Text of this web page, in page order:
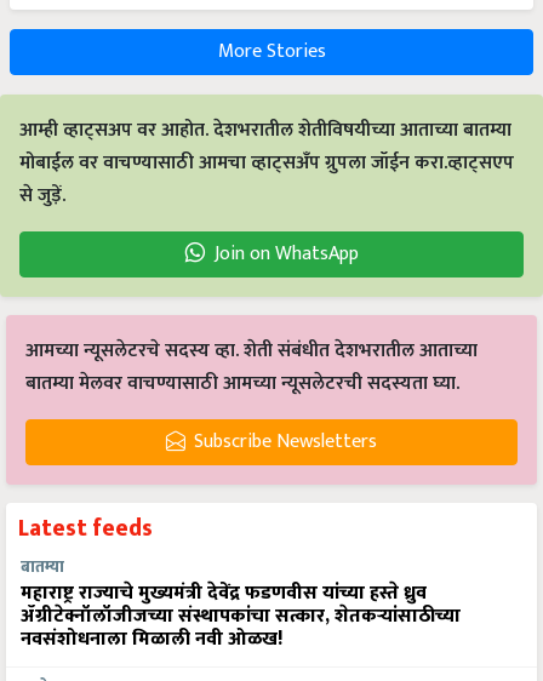
More Stories
आम्ही व्हाट्सअप वर आहोत. देशभरातील शेतीविषयीच्या आताच्या बातम्या
मोबाईल वर वाचण्यासाठी आमचा व्हाट्सअँप ग्रुपला जॉईन करा.व्हाट्सएप
से जुड़ें.
Join on WhatsApp
आमच्या न्यूसलेटरचे सदस्य व्हा. शेती संबंधीत देशभरातील आताच्या
बातम्या मेलवर वाचण्यासाठी आमच्या न्यूसलेटरची सदस्यता घ्या.
Subscribe Newsletters
Latest feeds
बातम्या
महाराष्ट्र राज्याचे मुख्यमंत्री देवेंद्र फडणवीस यांच्या हस्ते ध्रुव
ॲग्रीटेक्नॉलॉजीजच्या संस्थापकांचा सत्कार, शेतकऱ्यांसाठीच्या
नवसंशोधनाला मिळाली नवी ओळख!